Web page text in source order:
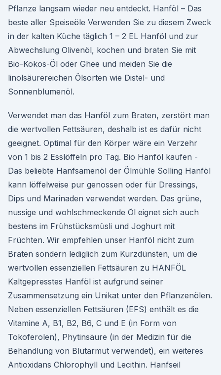
Pflanze langsam wieder neu entdeckt. Hanföl – Das
beste aller Speiseöle Verwenden Sie zu diesem Zweck
in der kalten Küche täglich 1 – 2 EL Hanföl und zur
Abwechslung Olivenöl, kochen und braten Sie mit
Bio-Kokos-Öl oder Ghee und meiden Sie die
linolsäurereichen Ölsorten wie Distel- und
Sonnenblumenöl.
Verwendet man das Hanföl zum Braten, zerstört man
die wertvollen Fettsäuren, deshalb ist es dafür nicht
geeignet. Optimal für den Körper wäre ein Verzehr
von 1 bis 2 Esslöffeln pro Tag. Bio Hanföl kaufen -
Das beliebte Hanfsamenöl der Ölmühle Solling Hanföl
kann löffelweise pur genossen oder für Dressings,
Dips und Marinaden verwendet werden. Das grüne,
nussige und wohlschmeckende Öl eignet sich auch
bestens im Frühstücksmüsli und Joghurt mit
Früchten. Wir empfehlen unser Hanföl nicht zum
Braten sondern lediglich zum Kurzdünsten, um die
wertvollen essenziellen Fettsäuren zu HANFÖL
Kaltgepresstes Hanföl ist aufgrund seiner
Zusammensetzung ein Unikat unter den Pflanzenölen.
Neben essenziellen Fettsäuren (EFS) enthält es die
Vitamine A, B1, B2, B6, C und E (in Form von
Tokoferolen), Phytinsäure (in der Medizin für die
Behandlung von Blutarmut verwendet), ein weiteres
Antioxidans Chlorophyll und Lecithin. Hanfseil